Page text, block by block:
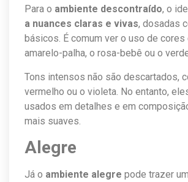
Para o ambiente descontraído, o
a nuances claras e vivas, dosadas
básicos. É comum ver o uso de cores
amarelo-palha, o rosa-bebê ou o
Tons intensos não são descartados,
vermelho ou o violeta. No entanto,
usados em detalhes e em
mais suaves.
Alegre
Já o ambiente alegre pode trazer